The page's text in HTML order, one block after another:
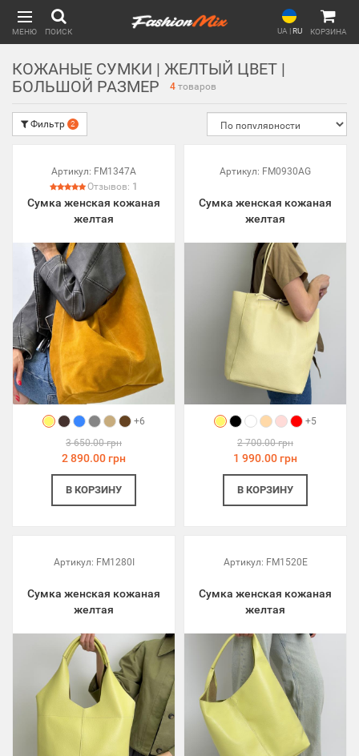
МЕНЮ ПОИСК UA |RU КОРЗИНА
КОЖАНЫЕ СУМКИ | ЖЕЛТЫЙ ЦВЕТ |
БОЛЬШОЙ РАЗМЕР
4 товаров
Фильтр 2
Артикул: FM1347A
Отзывов: 1
Сумка женская кожаная
желтая
+6
3 650.00 грн
2 890.00 грн
В КОРЗИНУ
Артикул: FM0930AG
Сумка женская кожаная
желтая
+5
2 700.00 грн
1 990.00 грн
В КОРЗИНУ
Артикул: FM1280I
Сумка женская кожаная
желтая
Артикул: FM1520E
Сумка женская кожаная
желтая